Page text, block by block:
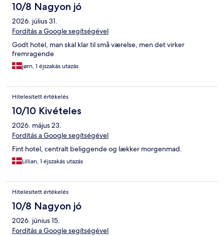
10/8 Nagyon jó
2026. július 31.
Fordítás a Google segítségével
Godt hotel, man skal klar til små værelse, men det virker
fremragende
jørn, 1 éjszakás utazás
Hitelesített értékelés
10/10 Kivételes
2026. május 23.
Fordítás a Google segítségével
Fint hotel, centralt beliggende og lækker morgenmad.
Lillian, 1 éjszakás utazás
Hitelesített értékelés
10/8 Nagyon jó
2026. június 15.
Fordítás a Google segítségével